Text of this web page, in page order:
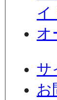
イ
オ
サ
お